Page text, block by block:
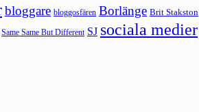
bloggare bloggosfären Borlänge Brit Stakston
Same Same But Different SJ sociala medier